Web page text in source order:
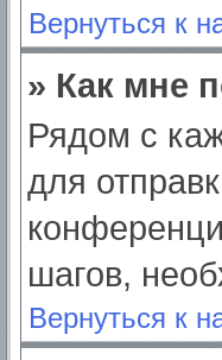
Вернуться к
» Как мне
Рядом с
для
шагов,
Вернуться к